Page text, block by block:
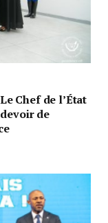
Chef de l’État
de